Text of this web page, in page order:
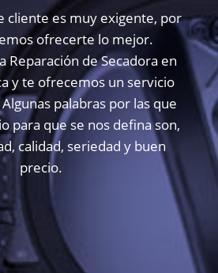
cliente es muy exigente, por
ofrecerte lo mejor.
Reparación de Secadora en
y te ofrecemos un servicio
palabras por las que
para que se nos defina son,
calidad, seriedad y buen
precio.